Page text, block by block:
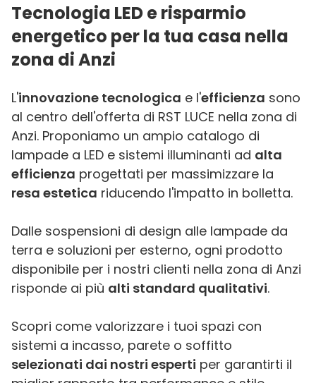
Tecnologia LED e risparmio
energetico per la tua casa nella
zona di Anzi
L'innovazione tecnologica e l'efficienza sono
al centro dell'offerta di RST LUCE nella zona di
Anzi. Proponiamo un ampio catalogo di
lampade a LED e sistemi illuminanti ad alta
efficienza progettati per massimizzare la
resa estetica riducendo l'impatto in bolletta.
Dalle sospensioni di design alle lampade da
terra e soluzioni per esterno, ogni prodotto
disponibile per i nostri clienti nella zona di Anzi
risponde ai più alti standard qualitativi.
Scopri come valorizzare i tuoi spazi con
sistemi a incasso, parete o soffitto
selezionati dai nostri esperti per garantirti il